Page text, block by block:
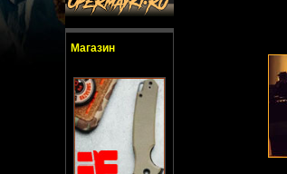
Магазин